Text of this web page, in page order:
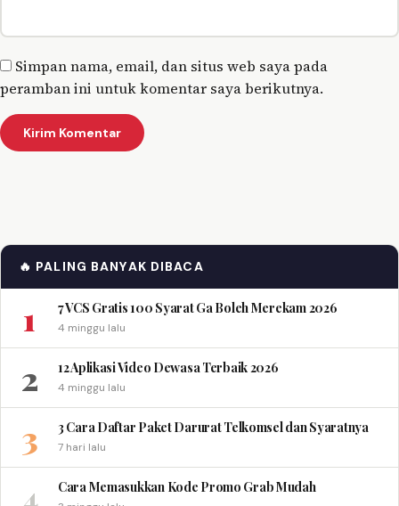
Simpan nama, email, dan situs web saya pada
peramban ini untuk komentar saya berikutnya.
🔥 PALING BANYAK DIBACA
1 7 VCS Gratis 100 Syarat Ga Boleh Merekam 2026
4 minggu lalu
2 12 Aplikasi Video Dewasa Terbaik 2026
4 minggu lalu
3 3 Cara Daftar Paket Darurat Telkomsel dan Syaratnya
7 hari lalu
4 Cara Memasukkan Kode Promo Grab Mudah